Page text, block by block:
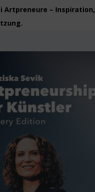
Artpreneure – Inspiration,